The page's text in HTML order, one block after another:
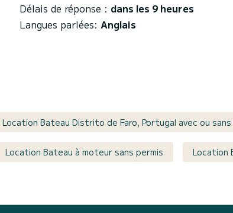
Délais de réponse : dans les 9 heures
Langues parlées: Anglais
Location Bateau Distrito de Faro, Portugal avec ou sans
Location Bateau à moteur sans permis Location